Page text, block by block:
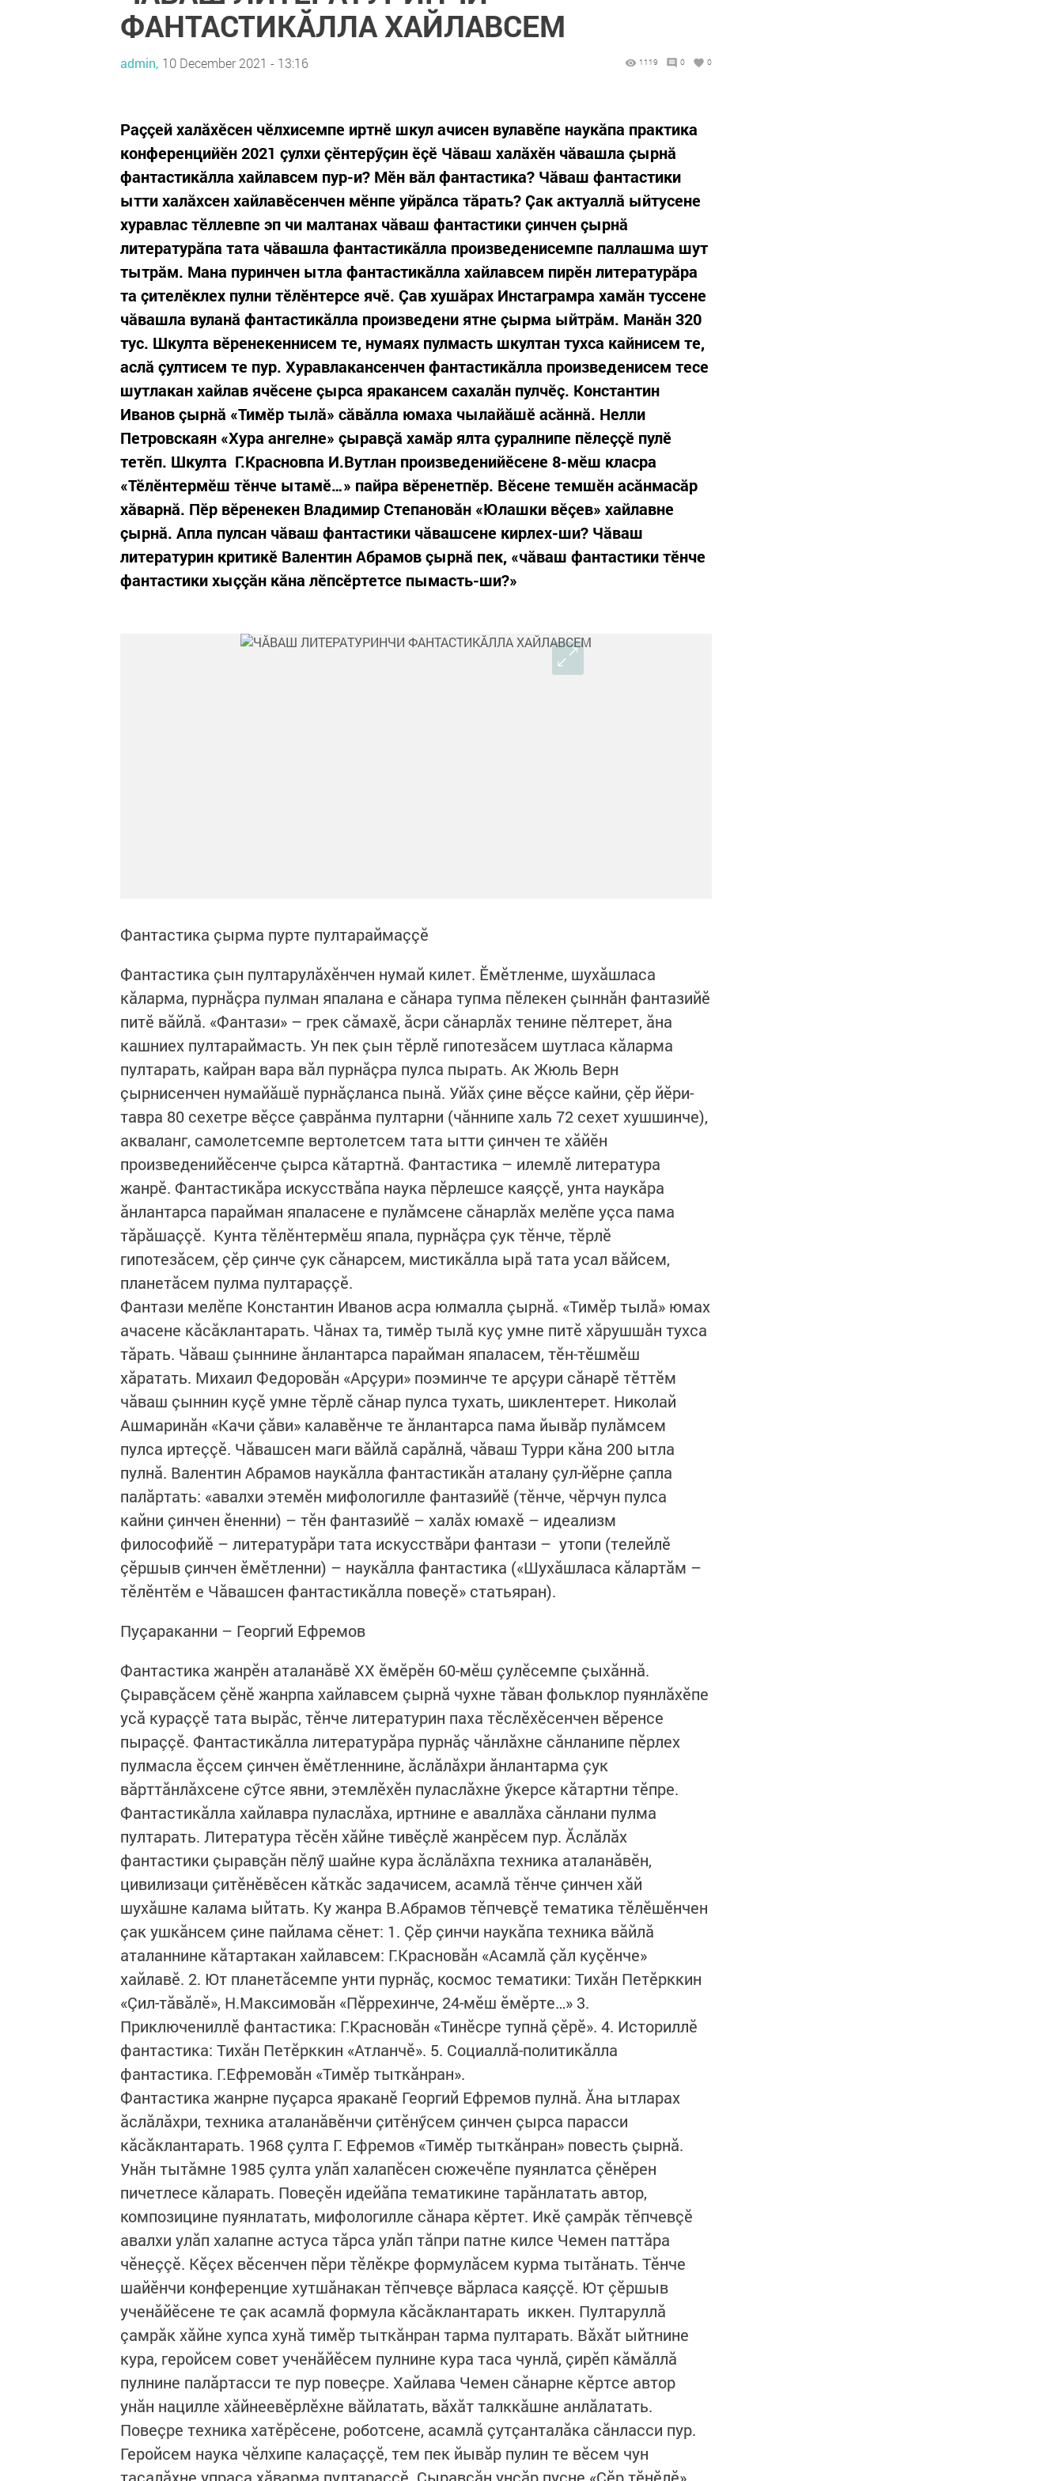
ФАНТАСТИКĂЛЛА ХАЙЛАВСЕМ
admin, 10 December 2021 - 13:16 1119 0 0
Раççей халăхӗсен чӗлхисемпе иртнӗ шкул ачисен вулавӗпе наукăпа практика
конференцийӗн 2021 çулхи çӗнтерӳçин ӗçӗ Чăваш халăхӗн чăвашла çырнă
фантастикăлла хайлавсем пур-и? Мӗн вăл фантастика? Чăваш фантастики
ытти халăхсен хайлавӗсенчен мӗнпе уйрăлса тăрать? Çак актуаллă ыйтусене
хуравлас тӗллевпе эп чи малтанах чăваш фантастики çинчен çырнă
литературăпа тата чăвашла фантастикăлла произведенисемпе паллашма шут
тытрăм. Мана пуринчен ытла фантастикăлла хайлавсем пирӗн литературăра
та çителӗклех пулни тӗлӗнтерсе ячӗ. Çав хушăрах Инстаграмра хамăн туссене
чăвашла вуланă фантастикăлла произведени ятне çырма ыйтрăм. Манăн 320
тус. Шкулта вӗренекеннисем те, нумаях пулмасть шкултан тухса кайнисем те,
аслă çултисем те пур. Хуравлакансенчен фантастикăлла произведенисем тесе
шутлакан хайлав ячӗсене çырса яракансем сахалăн пулчӗç. Константин
Иванов çырнă «Тимӗр тылă» сăвăлла юмаха чылайăшӗ асăннă. Нелли
Петровскаян «Хура ангелне» çыравçă хамăр ялта çуралнипе пӗлеççӗ пулӗ
тетӗп. Шкулта Г.Красновпа И.Вутлан произведенийӗсене 8-мӗш класра
«Тӗлӗнтермӗш тӗнче ытамӗ…» пайра вӗренетпӗр. Вӗсене темшӗн асăнмасăр
хăварнă. Пӗр вӗренекен Владимир Степановăн «Юлашки вӗçев» хайлавне
çырнă. Апла пулсан чăваш фантастики чăвашсене кирлех-ши? Чăваш
литературин критикӗ Валентин Абрамов çырнă пек, «чăваш фантастики тӗнче
фантастики хыççăн кăна лӗпсӗртетсе пымасть-ши?»
Фантастика çырма пурте пултараймаççӗ
Фантастика çын пултарулăхӗнчен нумай килет. Ӗмӗтленме, шухăшласа
кăларма, пурнăçра пулман япалана е сăнара тупма пӗлекен çыннăн фантазийӗ
питӗ вăйлă. «Фантази» – грек сăмахӗ, ăсри сăнарлăх тенине пӗлтерет, ăна
кашниех пултараймасть. Ун пек çын тӗрлӗ гипотезăсем шутласа кăларма
пултарать, кайран вара вăл пурнăçра пулса пырать. Ак Жюль Верн
çырнисенчен нумайăшӗ пурнăçланса пынă. Уйăх çине вӗçсе кайни, çӗр йӗри-
тавра 80 сехетре вӗçсе çаврăнма пултарни (чăннипе халь 72 сехет хушшинче),
акваланг, самолетсемпе вертолетсем тата ытти çинчен те хăйӗн
произведенийӗсенче çырса кăтартнă. Фантастика – илемлӗ литература
жанрӗ. Фантастикăра искусствăпа наука пӗрлешсе каяççӗ, унта наукăра
ăнлантарса парайман япаласене е пулăмсене сăнарлăх мелӗпе уçса пама
тăрăшаççӗ. Кунта тӗлӗнтермӗш япала, пурнăçра çук тӗнче, тӗрлӗ
гипотезăсем, çӗр çинче çук сăнарсем, мистикăлла ырă тата усал вăйсем,
планетăсем пулма пултараççӗ.
Фантази мелӗпе Константин Иванов асра юлмалла çырнă. «Тимӗр тылă» юмах
ачасене кăсăклантарать. Чăнах та, тимӗр тылă куç умне питӗ хăрушшăн тухса
тăрать. Чăваш çыннине ăнлантарса парайман япаласем, тӗн-тӗшмӗш
хăратать. Михаил Федоровăн «Арçури» поэминче те арçури сăнарӗ тӗттӗм
чăваш çыннин куçӗ умне тӗрлӗ сăнар пулса тухать, шиклентерет. Николай
Ашмаринăн «Качи çăви» калавӗнче те ăнлантарса пама йывăр пулăмсем
пулса иртеççӗ. Чăвашсен маги вăйлă сарăлнă, чăваш Турри кăна 200 ытла
пулнă. Валентин Абрамов наукăлла фантастикăн аталану çул-йӗрне çапла
палăртать: «авалхи этемӗн мифологилле фантазийӗ (тӗнче, чӗрчун пулса
кайни çинчен ӗненни) – тӗн фантазийӗ – халăх юмахӗ – идеализм
философийӗ – литературăри тата искусствăри фантази – утопи (телейлӗ
çӗршыв çинчен ӗмӗтленни) – наукăлла фантастика («Шухăшласа кăлартăм –
тӗлӗнтӗм е Чăвашсен фантастикăлла повеçӗ» статьяран).
Пуçараканни – Георгий Ефремов
Фантастика жанрӗн аталанăвӗ ХХ ӗмӗрӗн 60-мӗш çулӗсемпе çыхăннă.
Çыравçăсем çӗнӗ жанрпа хайлавсем çырнă чухне тăван фольклор пуянлăхӗпе
усă кураççӗ тата вырăс, тӗнче литературин паха тӗслӗхӗсенчен вӗренсе
пыраççӗ. Фантастикăлла литературăра пурнăç чăнлăхне сăнланипе пӗрлех
пулмасла ӗçсем çинчен ӗмӗтленнине, ăслăлăхри ăнлантарма çук
вăрттăнлăхсене сӳтсе явни, этемлӗхӗн пуласлăхне ӳкерсе кăтартни тӗпре.
Фантастикăлла хайлавра пуласлăха, иртнине е аваллăха сăнлани пулма
пултарать. Литература тӗсӗн хăйне тивӗçлӗ жанрӗсем пур. Ăслăлăх
фантастики çыравçăн пӗлӳ шайне кура ăслăлăхпа техника аталанăвӗн,
цивилизаци çитӗнӗвӗсен кăткăс задачисем, асамлă тӗнче çинчен хăй
шухăшне калама ыйтать. Ку жанра В.Абрамов тӗпчевçӗ тематика тӗлӗшӗнчен
çак ушкăнсем çине пайлама сӗнет: 1. Çӗр çинчи наукăпа техника вăйлă
аталаннине кăтартакан хайлавсем: Г.Красновăн «Асамлă çăл куçӗнче»
хайлавӗ. 2. Ют планетăсемпе унти пурнăç, космос тематики: Тихăн Петӗрккин
«Çил-тăвăлӗ», Н.Максимовăн «Пӗррехинче, 24-мӗш ӗмӗрте…» 3.
Приключениллӗ фантастика: Г.Красновăн «Тинӗсре тупнă çӗрӗ». 4. Историллӗ
фантастика: Тихăн Петӗрккин «Атланчӗ». 5. Социаллă-политикăлла
фантастика. Г.Ефремовăн «Тимӗр тыткăнран».
Фантастика жанрне пуçарса яраканӗ Георгий Ефремов пулнă. Ăна ытларах
ăслăлăхри, техника аталанăвӗнчи çитӗнӳсем çинчен çырса парасси
кăсăклантарать. 1968 çулта Г. Ефремов «Тимӗр тыткăнран» повесть çырнă.
Унăн тытăмне 1985 çулта улăп халапӗсен сюжечӗпе пуянлатса çӗнӗрен
пичетлесе кăларать. Повеçӗн идейăпа тематикине тарăнлатать автор,
композицине пуянлатать, мифологилле сăнара кӗртет. Икӗ çамрăк тӗпчевçӗ
авалхи улăп халапне астуса тăрса улăп тăпри патне килсе Чемен паттăра
чӗнеççӗ. Кӗçех вӗсенчен пӗри тӗлӗкре формулăсем курма тытăнать. Тӗнче
шайӗнчи конференцие хутшăнакан тӗпчевçе вăрласа каяççӗ. Ют çӗршыв
ученăйӗсене те çак асамлă формула кăсăклантарать иккен. Пултаруллă
çамрăк хăйне хупса хунă тимӗр тыткăнран тарма пултарать. Вăхăт ыйтнине
кура, геройсем совет ученăйӗсем пулнине кура таса чунлă, çирӗп кăмăллă
пулнине палăртасси те пур повеçре. Хайлава Чемен сăнарне кӗртсе автор
унăн нацилле хăйнеевӗрлӗхне вăйлатать, вăхăт талккăшне анлăлатать.
Повеçре техника хатӗрӗсене, роботсене, асамлă çутçанталăка сăнласси пур.
Геройсем наука чӗлхипе калаçаççӗ, тем пек йывăр пулин те вӗсем чун